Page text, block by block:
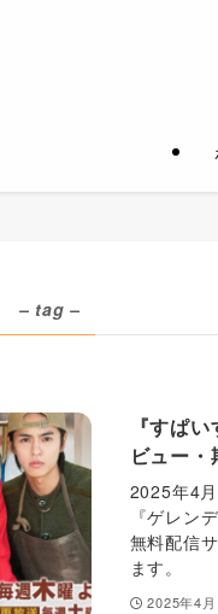
– tag –
『すぱ
ビュー
2025年4
『ゲレン
無料配信
ます。
2025年4月